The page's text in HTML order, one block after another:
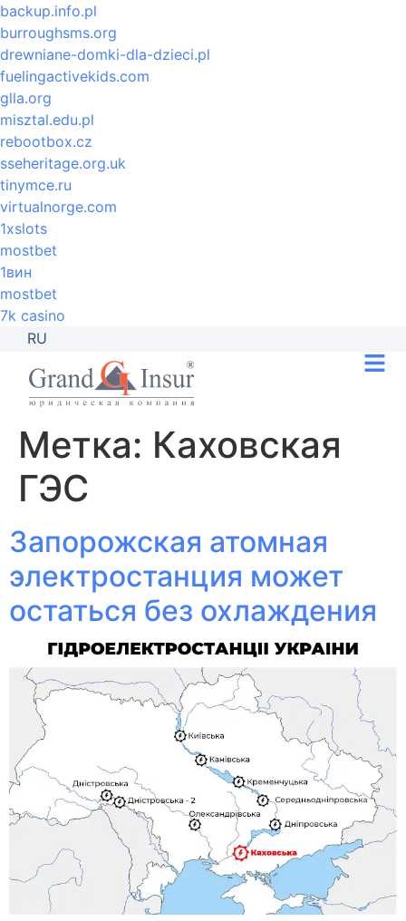
backup.info.pl
burroughsms.org
drewniane-domki-dla-dzieci.pl
fuelingactivekids.com
glla.org
misztal.edu.pl
rebootbox.cz
sseheritage.org.uk
tinymce.ru
virtualnorge.com
1xslots
mostbet
1вин
mostbet
7k casino
RU
Метка: Каховская
ГЭС
Запорожская атомная
электростанция может
остаться без охлаждения